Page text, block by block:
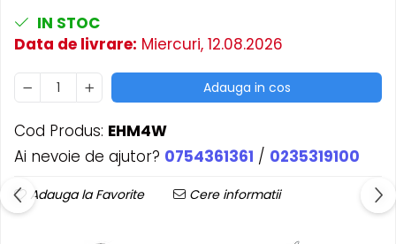
IN STOC
Data de livrare: Miercuri, 12.08.2026
Adauga in cos
Cod Produs: EHM4W
Ai nevoie de ajutor? 0754361361 / 0235319100
Adauga la Favorite Cere informatii